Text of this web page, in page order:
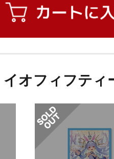
オフィフティ